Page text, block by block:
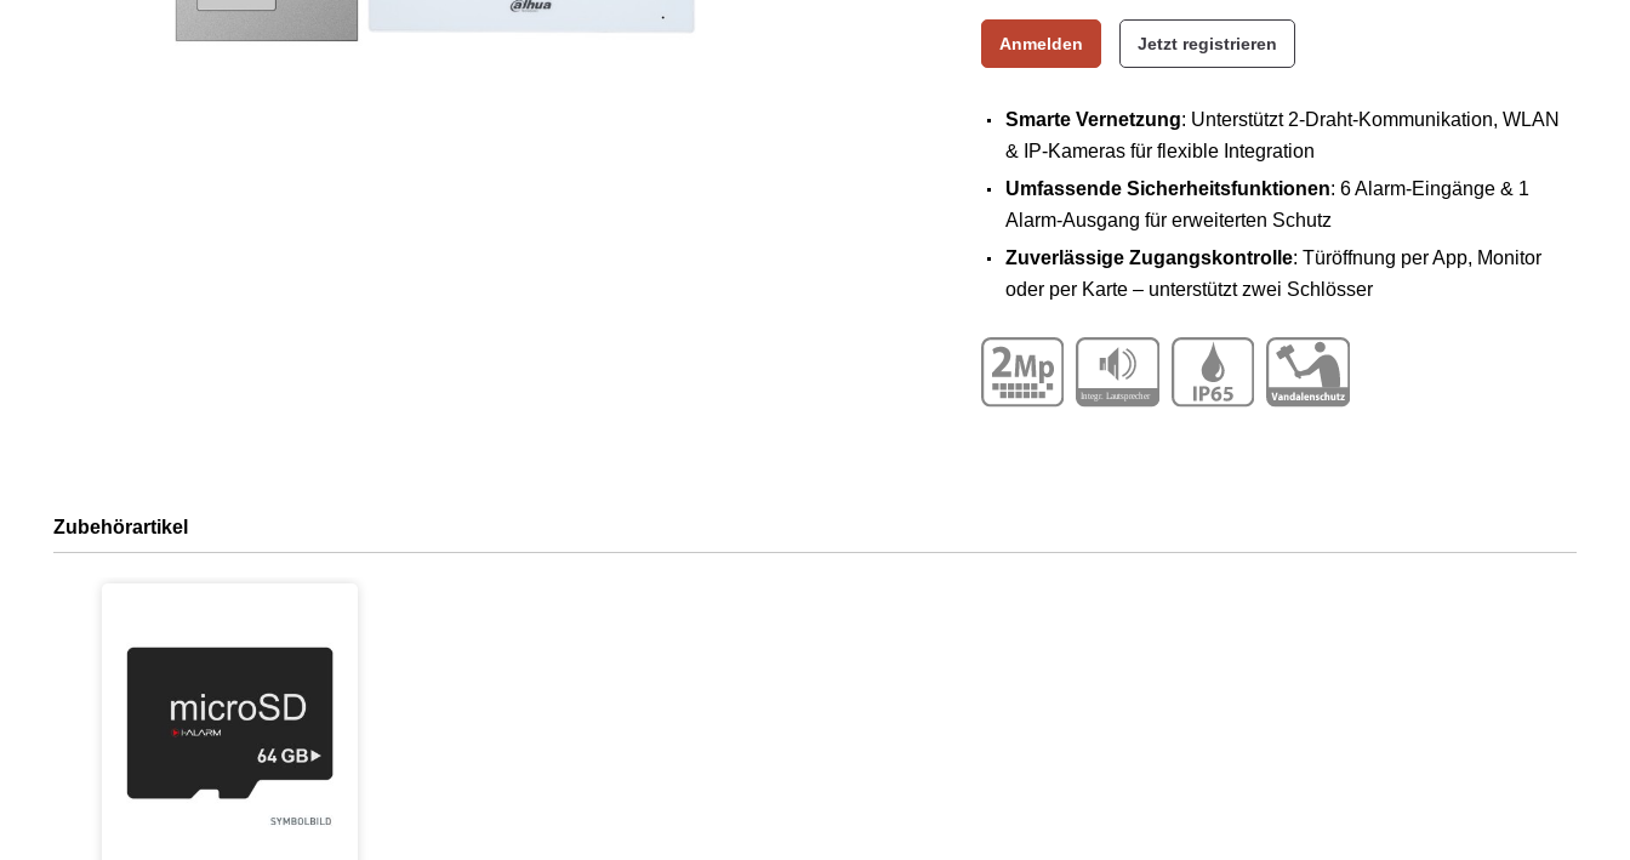
Anmelden Jetzt registrieren
Smarte Vernetzung: Unterstützt 2-Draht-Kommunikation, WLAN
& IP-Kameras für flexible Integration
Umfassende Sicherheitsfunktionen: 6 Alarm-Eingänge & 1
Alarm-Ausgang für erweiterten Schutz
Zuverlässige Zugangskontrolle: Türöffnung per App, Monitor
oder per Karte – unterstützt zwei Schlösser
Zubehörartikel